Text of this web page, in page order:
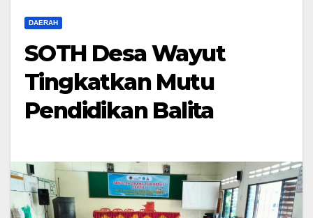
DAERAH
SOTH Desa Wayut
Tingkatkan Mutu
Pendidikan Balita